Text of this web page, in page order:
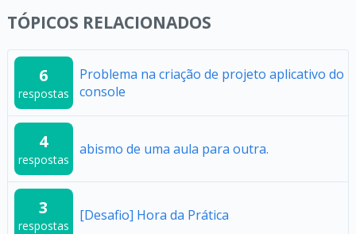
TÓPICOS RELACIONADOS
6
respostas
Problema na criação de projeto aplicativo do
console
4
respostas
abismo de uma aula para outra.
3
respostas
[Desafio] Hora da Prática